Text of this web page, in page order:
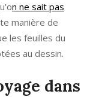
n ne sait pas
manière de
les feuilles du
au dessin.
dans